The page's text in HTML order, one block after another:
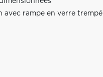
avec rampe en verre trempé